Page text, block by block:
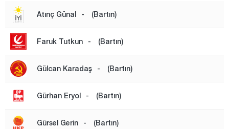
Bilecik
Bingöl
Bitlis
Bolu
Burdur
Bursa
Atınç Günal - (Bartın)
Faruk Tutkun - (Bartın)
Gülcan Karadaş - (Bartın)
Gürhan Eryol - (Bartın)
Gürsel Gerin - (Bartın)